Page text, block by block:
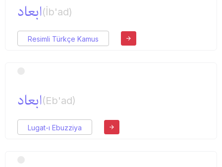
ابعاد(İb'ad)
Resimli Türkçe Kamus
ابعاد(Eb'ad)
Lugat-ı Ebuzziya